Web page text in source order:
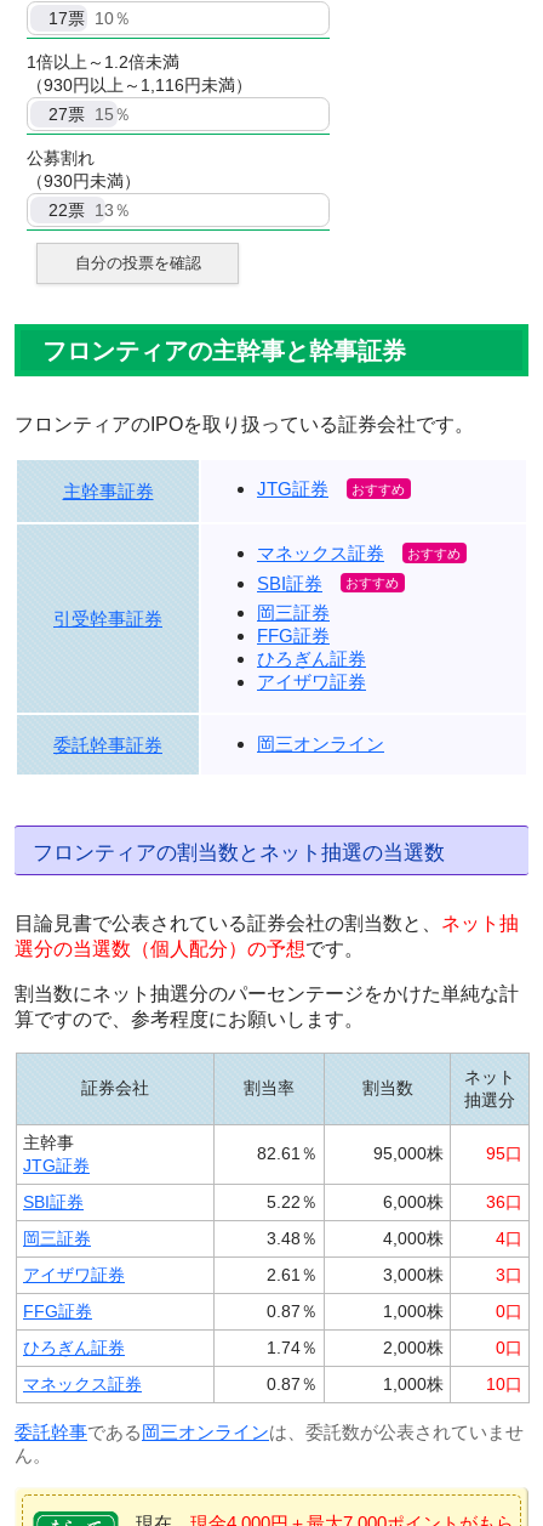
17票 10％
1倍以上～1.2倍未満
（930円以上～1,116円未満）
27票 15％
公募割れ
（930円未満）
22票 13％
自分の投票を確認
フロンティアの主幹事と幹事証券
フロンティアのIPOを取り扱っている証券会社です。
主幹事証券 JTG証券
引受幹事証券
マネックス証券
SBI証券
岡三証券
FFG証券
ひろぎん証券
アイザワ証券
委託幹事証券 岡三オンライン
フロンティアの割当数とネット抽選の当選数
目論見書で公表されている証券会社の割当数と、 ネット抽
選分の当選数（個人配分）の予想です。
割当数にネット抽選分のパーセンテージをかけた単純な計
算ですので、参考程度にお願いします。
証券会社 割当率 割当数
ネット
抽選分
主幹事
JTG証券
82.61％ 95,000株 95口
SBI証券 5.22％ 6,000株
36口
岡三証券
3.48％ 4,000株
4口
アイザワ証券
2.61％ 3,000株
3口
FFG証券
0.87％ 1,000株
0口
ひろぎん証券
1.74％ 2,000株
0口
マネックス証券
0.87％ 1,000株 10口
委託幹事である 岡三オンラインは、委託数が公表されていませ
ん。